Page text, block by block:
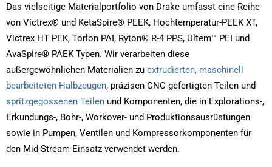
Das vielseitige Materialportfolio von Drake umfasst eine Reihe
von Victrex® und KetaSpire® PEEK, Hochtemperatur-PEEK XT,
Victrex HT PEK, Torlon PAI, Ryton® R-4 PPS, Ultem™ PEI und
AvaSpire® PAEK Typen. Wir verarbeiten diese
außergewöhnlichen Materialien zu extrudierten, maschinell
bearbeiteten Halbzeugen, präzisen CNC-gefertigten Teilen und
spritzgegossenen Teilen und Komponenten, die in Explorations-,
Erkundungs-, Bohr-, Workover- und Produktionsausrüstungen
sowie in Pumpen, Ventilen und Kompressorkomponenten für
den Mid-Stream-Einsatz verwendet werden.